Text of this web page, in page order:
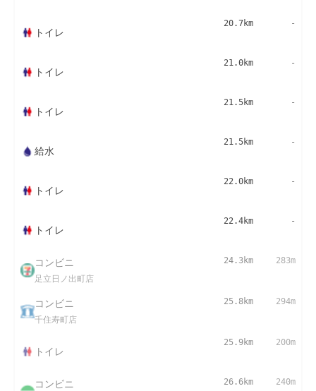
トイレ
20.7km -
トイレ
21.0km -
トイレ
21.5km -
給水
21.5km -
トイレ
22.0km -
トイレ
22.4km -
コンビニ
足立日ノ出町店
24.3km 283m
コンビニ
千住寿町店
25.8km 294m
トイレ
25.9km 200m
コンビニ 26.6km 240m